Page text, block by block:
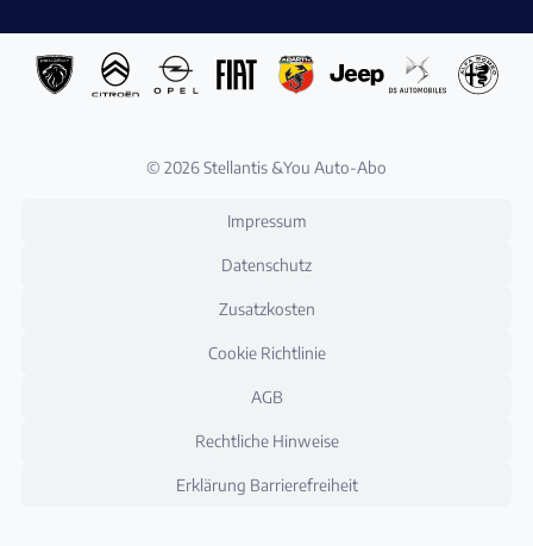
© 2026 Stellantis &You Auto-Abo
Impressum
Datenschutz
Zusatzkosten
Cookie Richtlinie
AGB
Rechtliche Hinweise
Erklärung Barrierefreiheit